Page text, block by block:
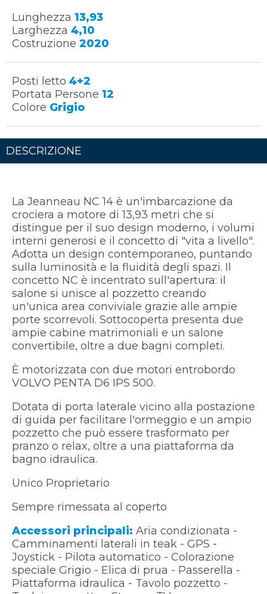
Lunghezza 13,93
Larghezza 4,10
Costruzione 2020
Posti letto 4+2
Portata Persone 12
Colore Grigio
DESCRIZIONE
La Jeanneau NC 14 è un'imbarcazione da
crociera a motore di 13,93 metri che si
distingue per il suo design moderno, i volumi
interni generosi e il concetto di "vita a livello".
Adotta un design contemporaneo, puntando
sulla luminosità e la fluidità degli spazi. Il
concetto NC è incentrato sull'apertura: il
salone si unisce al pozzetto creando
un'unica area conviviale grazie alle ampie
porte scorrevoli. Sottocoperta presenta due
ampie cabine matrimoniali e un salone
convertibile, oltre a due bagni completi.
È motorizzata con due motori entrobordo
VOLVO PENTA D6 IPS 500.
Dotata di porta laterale vicino alla postazione
di guida per facilitare l'ormeggio e un ampio
pozzetto che può essere trasformato per
pranzo o relax, oltre a una piattaforma da
bagno idraulica.
Unico Proprietario
Sempre rimessata al coperto
Accessori principali: Aria condizionata -
Camminamenti laterali in teak - GPS -
Joystick - Pilota automatico - Colorazione
speciale Grigio - Elica di prua - Passerella -
Piattaforma idraulica - Tavolo pozzetto -